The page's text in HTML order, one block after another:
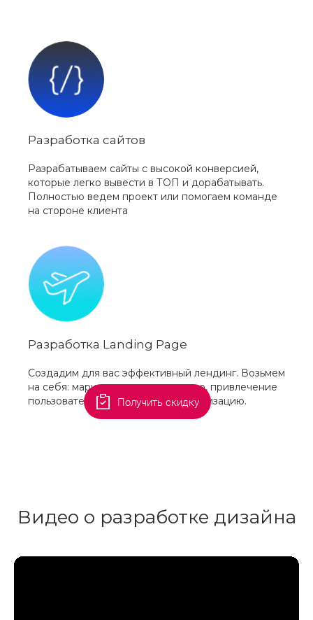
Разработка сайтов
Разрабатываем сайты с высокой конверсией,
которые легко вывести в ТОП и дорабатывать.
Полностью ведем проект или помогаем команде
на стороне клиента
Разработка Landing Page
Создадим для вас эффективный лендинг. Возьмем
на себя: маркетинговую стратегию, привлечение
пользователей и техническую реализацию.
Видео о разработке дизайна
Получить скидку